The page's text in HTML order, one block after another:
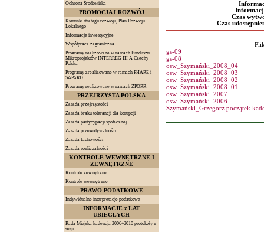
Ochrona Środowiska
PROMOCJA I ROZWÓJ
Kierunki strategii rozwoju, Plan Rozwoju
Lokalnego
Informacje inwestycyjne
Współpraca zagraniczna
Programy realizowane w ramach Funduszu
Mikroprojektów INTERREG III A Czechy -
Polska
Programy zrealizowane w ramach PHARE i
SAPARD
Programy realizowane w ramach ZPORR
PRZEJRZYSTA POLSKA
Zasada przejrzystości
Zasada braku tolerancji dla korupcji
Zasada partycypacji społecznej
Zasada przewidywalności
Zasada fachowości
Zasada rozliczalności
KONTROLE WEWNĘTRZNE I
ZEWNĘTRZNE
Kontrole zewnętrzne
Kontrole wewnętrzne
PRAWO PODATKOWE
Indywidualne interpretacje podatkowe
INFORMACJE z LAT
UBIEGŁYCH
Rada Miejska kadencja 2006÷2010 protokoły z
sesji
Czas
Czas
gs-09
gs-08
osw_Szymański_2008_04
osw_Szymański_2008_03
osw_Szymański_2008_02
osw_Szymański_2008_01
osw_Szymański_2007
osw_Szymański_2006
Szymański_Grzegorz początek